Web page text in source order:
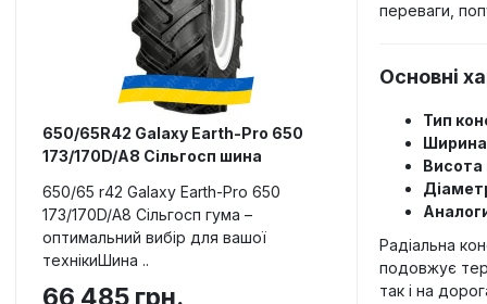
650/65R42 Galaxy Earth-Pro 650
173/170D/A8 Сільгосп шина
650/65 r42 Galaxy Earth-Pro 650
173/170D/A8 Сільгосп гума –
оптимальний вибір для вашої
технікиШина ..
66 485 грн.
переваги,
Основні
Тип
Висота
Радіальна
подовжує
так і на